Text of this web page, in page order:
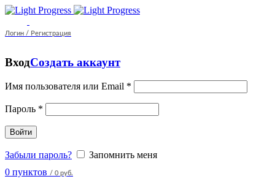
Логин / Регистрация
ВходСоздать аккаунт
Имя пользователя или Email *
Пароль *
Войти
Забыли пароль?
Запомнить меня
0 пунктов / 0 руб.